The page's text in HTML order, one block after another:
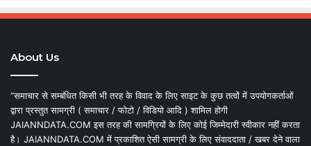
About Us
“समाचार से सम्बंधित किसी भी तरह के विवाद के लिए साइट के कुछ तत्वों में उपयोगकर्ताओं
द्वारा प्रस्तुत सामग्री ( समाचार / फोटो / विडियो आदि ) शामिल होगी
JAIANNDATA.COM इस तरह की सामग्रियों के लिए कोई जिम्मेदारी स्वीकार नहीं करता
है। JAIANNDATA.COM में प्रकाशित ऐसी सामग्री के लिए संवाददाता / खबर देने वाला